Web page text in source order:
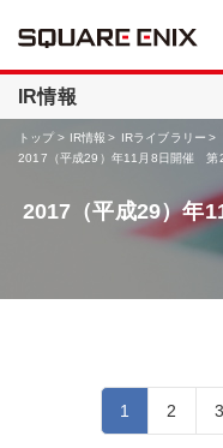
IR情報
トップ IR情報
IRライブラリー
2017（平成29）年11月8日開催 第
2017（平成29）年
1 2 3